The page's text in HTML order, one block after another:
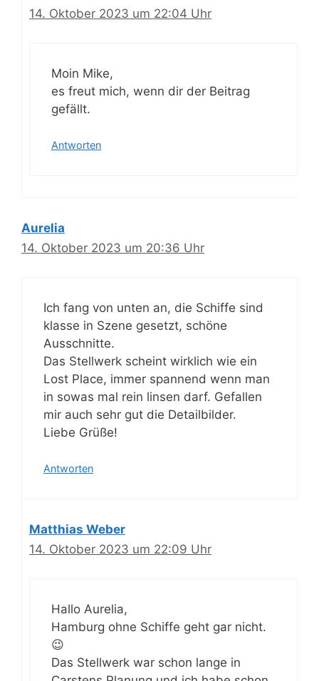
14. Oktober 2023 um 22:04 Uhr
Moin Mike,
es freut mich, wenn dir der Beitrag
gefällt.
Antworten
Aurelia
14. Oktober 2023 um 20:36 Uhr
Ich fang von unten an, die Schiffe sind
klasse in Szene gesetzt, schöne
Ausschnitte.
Das Stellwerk scheint wirklich wie ein
Lost Place, immer spannend wenn man
in sowas mal rein linsen darf. Gefallen
mir auch sehr gut die Detailbilder.
Liebe Grüße!
Antworten
Matthias Weber
14. Oktober 2023 um 22:09 Uhr
Hallo Aurelia,
Hamburg ohne Schiffe geht gar nicht.
😉
Das Stellwerk war schon lange in